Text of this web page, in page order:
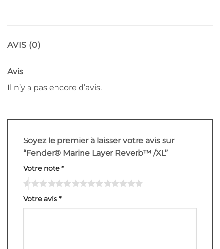
AVIS (0)
Avis
Il n’y a pas encore d’avis.
Soyez le premier à laisser votre avis sur
“Fender® Marine Layer Reverb™ /XL”
Votre note*
Votre avis *